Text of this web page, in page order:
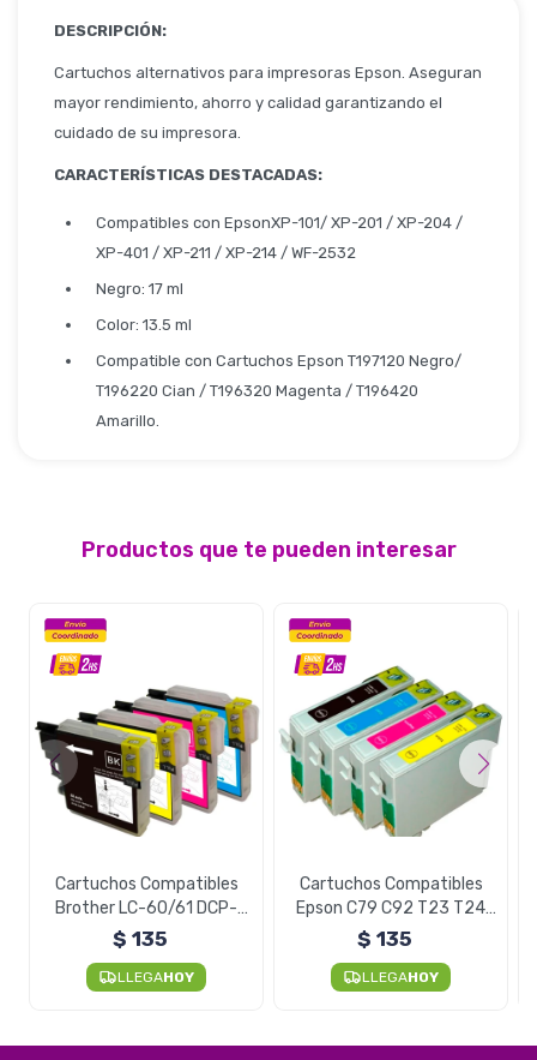
DESCRIPCIÓN:
Cartuchos alternativos para impresoras Epson. Aseguran
mayor rendimiento, ahorro y calidad garantizando el
cuidado de su impresora.
CARACTERÍSTICAS DESTACADAS:
Compatibles con EpsonXP-101/ XP-201 / XP-204 /
XP-401 / XP-211 / XP-214 / WF-2532
Negro: 17 ml
Color: 13.5 ml
Compatible con Cartuchos Epson T197120 Negro/
T196220 Cian / T196320 Magenta / T196420
Amarillo.
Productos que te pueden interesar
Cartuchos Compatibles
Brother LC-60/61 DCP-
J125 J140W J410 - Negro
$ 135
LLEGAHOY
Cartuchos Compatibles
Epson C79 C92 T23 T24
Cx5600 Tx115 - Negro
$ 135
LLEGAHOY
Seguridad
Limpieza Profesional